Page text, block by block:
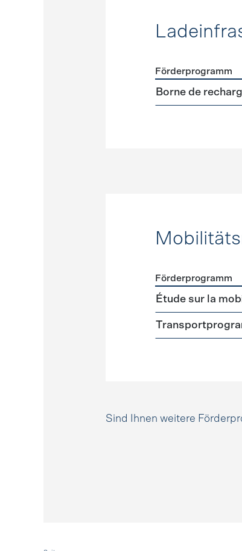
Förderprogramme
Förderprogramm
Borne de
Förderprogramme
Förderprogramm
Étude sur la
Sind Ihnen weitere